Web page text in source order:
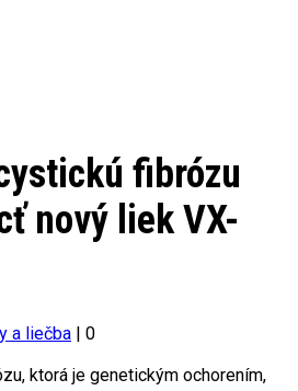
fibrózu
nový liek VX-
a liečba | 0
ktorá je genetickým ochorením,